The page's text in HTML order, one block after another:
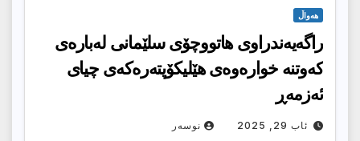
هەواڵ
راگەیەندراوی هاتووچۆی سلێمانی لەبارەی
کەوتنە خوارەوەی هێلیکۆپتەرەکەی چیای
ئەزمەڕ
ئاب 29, 2025 نوسەر